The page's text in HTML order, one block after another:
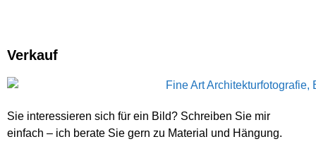
Verkauf
Sie interessieren sich für ein Bild? Schreiben Sie mir
einfach – ich berate Sie gern zu Material und Hängung.